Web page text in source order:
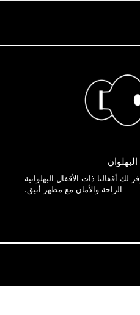
لك أقفالنا ذات الأقفال البهلوانية
الراحة والأمان مع مظهر أنيق.